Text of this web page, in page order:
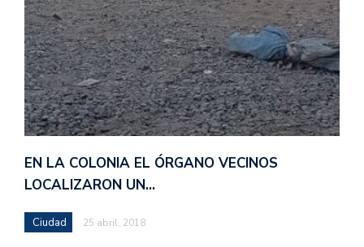
EN LA COLONIA EL ÓRGANO VECINOS
LOCALIZARON UN…
Ciudad 25 abril, 2018